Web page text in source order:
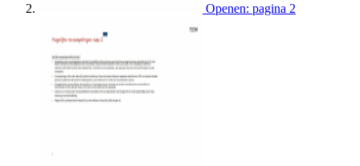
Openen: pagina 2